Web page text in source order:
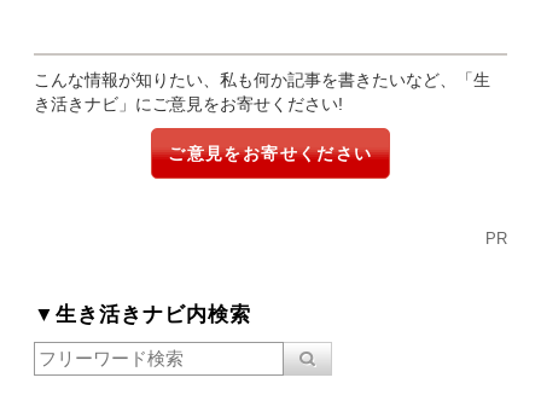
こんな情報が知りたい、私も何か記事を書きたいなど、「生
き活きナビ」にご意見をお寄せください!
ご意見をお寄せください
PR
▼生き活きナビ内検索